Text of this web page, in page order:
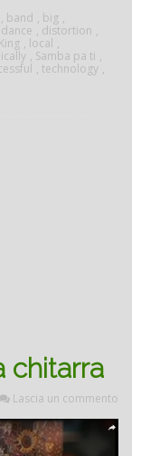
, band , big ,
dance , distortion ,
King , local ,
, Samba pa ti ,
, technology ,
chitarra
Lascia un commento